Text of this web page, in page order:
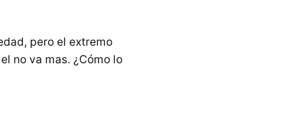
pero el extremo
no va mas. ¿Cómo lo